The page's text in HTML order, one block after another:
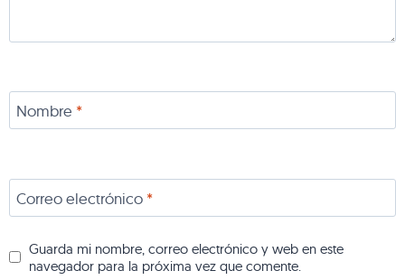
Nombre *
Correo electrónico *
Guarda mi nombre, correo electrónico y web en este
navegador para la próxima vez que comente.